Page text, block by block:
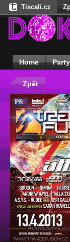
Tiscali.cz
Nedd.cz
Freegames.cz
Home
Zpět